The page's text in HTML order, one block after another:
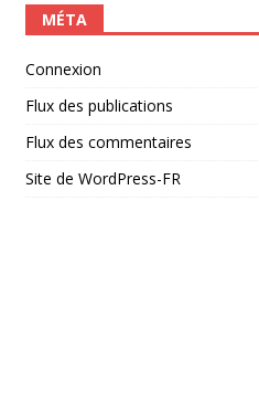
MÉTA
Connexion
Flux des publications
Flux des commentaires
Site de WordPress-FR